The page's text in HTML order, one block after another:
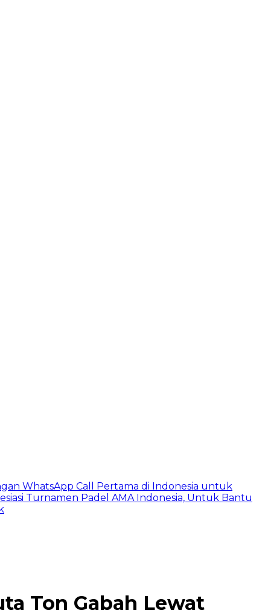
WhatsApp Call Pertama di Indonesia untuk
Turnamen Padel AMA Indonesia, Untuk Bantu
Ton Gabah Lewat